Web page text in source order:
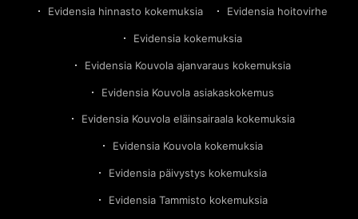
Evidensia hinnasto kokemuksia Evidensia hoitovirhe
Evidensia kokemuksia
Evidensia Kouvola ajanvaraus kokemuksia
Evidensia Kouvola asiakaskokemus
Evidensia Kouvola eläinsairaala kokemuksia
Evidensia Kouvola kokemuksia
Evidensia päivystys kokemuksia
Evidensia Tammisto kokemuksia